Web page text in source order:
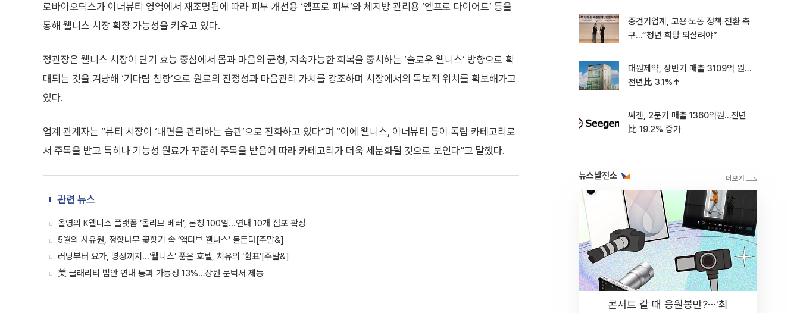
로바이오틱스가 이너뷰티 영역에서 재조명됨에 따라 피부 개선용 ‘엠프로 피부’와 체지방 관리용 ‘엠프로 다이어트’ 등을
통해 웰니스 시장 확장 가능성을 키우고 있다.
정관장은 웰니스 시장이 단기 효능 중심에서 몸과 마음의 균형, 지속가능한 회복을 중시하는 ‘슬로우 웰니스’ 방향으로 확
대되는 것을 겨냥해 ‘기다림 침향’으로 원료의 진정성과 마음관리 가치를 강조하며 시장에서의 독보적 위치를 확보해가고
있다.
업계 관계자는 “뷰티 시장이 ‘내면을 관리하는 습관’으로 진화하고 있다”며 “이에 웰니스, 이너뷰티 등이 독립 카테고리로
서 주목을 받고 특히나 기능성 원료가 꾸준히 주목을 받음에 따라 카테고리가 더욱 세분화될 것으로 보인다”고 말했다.
관련 뉴스
올영의 K웰니스 플랫폼 ‘올리브 베러’, 론칭 100일...연내 10개 점포 확장
5월의 사유원, 정향나무 꽃향기 속 ‘액티브 웰니스’ 물든다[주말&]
러닝부터 요가, 명상까지...‘웰니스’ 품은 호텔, 치유의 ‘쉼표’[주말&]
美 클래리티 법안 연내 통과 가능성 13%…상원 문턱서 제동
중견기업계, 고용·노동 정책 전환 촉
구…“청년 희망 되살려야”
대원제약, 상반기 매출 3109억 원…
전년比 3.1%↑
씨젠, 2분기 매출 1360억원…전년
比 19.2% 증가
뉴스발전소
콘서트 갈 때 응원봉만?⋯'최